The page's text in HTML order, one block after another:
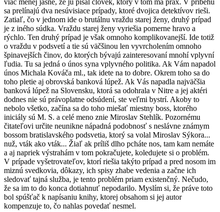
viac menej jasné, že ju písal človek, ktorý v tom má prax. V príbehu
sa prelínajú dva nesúvisiace prípady, ktoré dvojica detektívov rieši.
Zatiaľ, čo v jednom ide o brutálnu vraždu starej ženy, druhý prípad
je z iného súdka. Vraždu starej ženy vyriešia pomerne hravo a
rýchlo. Ten druhý prípad je však omnoho komplikovanejší. Ide totiž
o vraždu v podsvetí a tie sú väčšinou len vyvrcholením omnoho
špinavejších činov, do ktorých bývajú zainteresovaní mnohí vplyvní
ľudia. Tu sa jedná o únos syna vplyvného politika. Ak Vám napadol
únos Michala Kováča ml., tak idete na to dobre. Okrem toho sa do
toho pletie aj obrovská banková lúpež. Ak Vás napadla najväčšia
banková lúpež na Slovensku, ktorá sa odohrala v Nitre a jej aktéri
dodnes nie sú právoplatne odsúdení, ste veľmi bystrí. Akoby to
nebolo všetko, začína sa do toho miešať miestny boss, ktorého
iniciály sú M. S. a celé meno znie Miroslav Stehlík. Pozornému
čitateľovi určite neunikne nápadná podobnosť s neslávne známym
bossom bratislavského podsvetia, ktorý sa volal Miroslav Sýkora...
nuž, vták ako vták... Žiaľ ak príliš dlho pcháte nos, tam kam nemáte
a aj napriek výstrahám v tom pokračujete, koledujete si o problém.
V prípade vyšetrovateľov, ktorí riešia takýto prípad a pred nosom im
miznú svedkovia, dôkazy, ich spisy zhabe vedenia a začne ich
sledovať tajná služba, je tento problém priam existenčný. Nečudo,
že sa im to do konca dotiahnuť nepodarilo. Myslím si, že práve toto
bol spúšťač k napísaniu knihy, ktorej obsahom si jej autor
kompenzuje to, čo nahlas povedať nesmel.